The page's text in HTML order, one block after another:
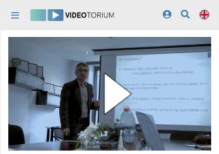
Log In
Discovery
Categories
Playlists
Organizations